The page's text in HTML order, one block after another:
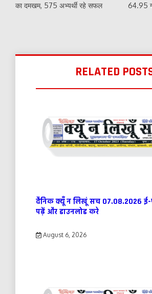
का दमखम, 575 अभ्यर्थी रहे सफल 64.95
RELATED
दैनिक क्यूँ न लिखूं सच 07.08.2026 ई-
पढ़ें और डाउनलोड करे
August 6, 2026